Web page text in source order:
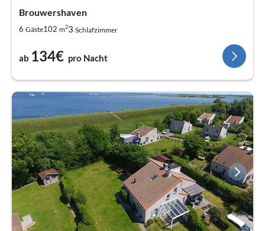
Brouwershaven
6 Gäste102 m23 Schlafzimmer
ab 134€ pro Nacht